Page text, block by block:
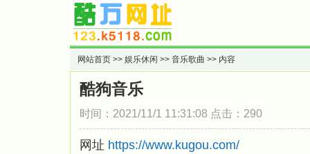
网站首页 >> 娱乐休闲 >> 音乐歌曲 >> 内容
酷狗音乐
时间：2021/11/1 11:31:08 点击：290
网址 https://www.kugou.com/